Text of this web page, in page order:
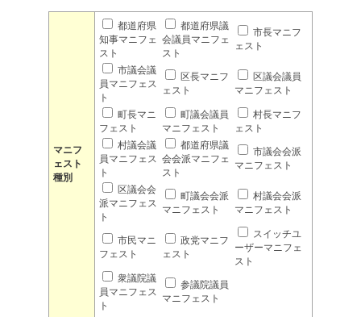
マニフ
ェスト
種別
都道府県
知事マニフェ
スト
都道府県議
会議員マニフェ
スト
市長マニフ
ェスト
市議会議
員マニフェス
ト
区長マニフ
ェスト
区議会議員
マニフェスト
町長マニ
フェスト
町議会議員
マニフェスト
村長マニフ
ェスト
村議会議
員マニフェス
ト
都道府県議
会会派マニフェ
スト
市議会会派
マニフェスト
区議会会
派マニフェス
ト
町議会会派
マニフェスト
村議会会派
マニフェスト
市民マニ
フェスト
政党マニフ
ェスト
スイッチユ
ーザーマニフェ
スト
衆議院議
員マニフェス
ト
参議院議員
マニフェスト